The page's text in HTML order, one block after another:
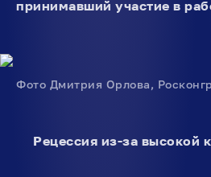
принимавший участие в
Фото Дмитрия Орлова,
Рецессия из-за высокой